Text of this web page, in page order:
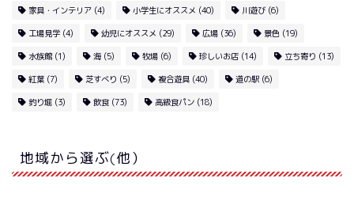
家具・インテリア (4) 小学生にオススメ (40) 川遊び (6)
工場見学 (4) 幼児にオススメ (29) 広場 (36) 景色 (19)
水族館(1) 海 (5) 牧場 (6) 珍しいお店 (14) 立ち寄り (13)
紅葉 (7) 芝すべり (5) 複合遊具 (40) 道の駅 (6)
釣り堀 (3) 飲食(73) 高級食パン (18)
地域から選ぶ(他）